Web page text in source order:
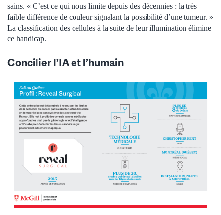
sains. « C’est ce qui nous limite depuis des décennies : la très
faible différence de couleur signalant la possibilité d’une tumeur. »
La classification des cellules à la suite de leur illumination élimine
ce handicap.
Concilier l’IA et l’humain